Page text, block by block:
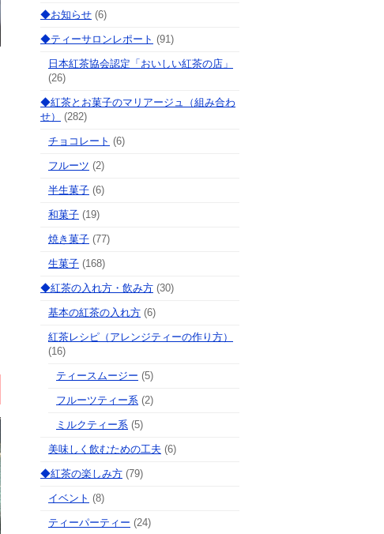
◆お知らせ (6)
◆ティーサロンレポート (91)
日本紅茶協会認定「おいしい紅茶の店」
(26)
◆紅茶とお菓子のマリアージュ（組み合わ
せ）
(282)
チョコレート (6)
フルーツ (2)
半生菓子 (6)
和菓子 (19)
焼き菓子 (77)
生菓子 (168)
◆紅茶の入れ方・飲み方 (30)
基本の紅茶の入れ方 (6)
紅茶レシピ（アレンジティーの作り方）
(16)
ティースムージー (5)
フルーツティー系 (2)
ミルクティー系 (5)
美味しく飲むための工夫 (6)
◆紅茶の楽しみ方 (79)
イベント (8)
ティーパーティー (24)